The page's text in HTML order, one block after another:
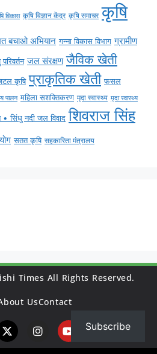
विकास कृषि विज्ञान केंद्र कृषि समाचर कृषि
बचाओ अभियान गन्ना विकास विभाग ग्रामीण
जल संरक्षण जैविक खेती
कृषि प्राकृतिक खेती फसल
पालन महिला सशक्तिकरण मृदा स्वास्थ्य मृदा स्वास्थ्य
सिंधु नदी जल विवाद शिवराज सिंह
सतत कृषि सहकारिता मंत्रालय
Times All Rights Reserved.
UsContact
Subscribe